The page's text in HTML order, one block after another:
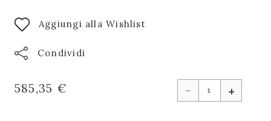
Aggiungi alla Wishlist
Condividi
585,35 € - +